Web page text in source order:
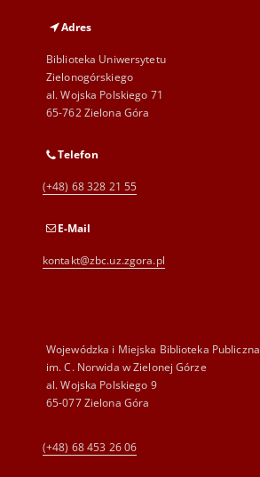
Adres
Biblioteka Uniwersytetu
Zielonogórskiego
al. Wojska Polskiego 71
65-762 Zielona Góra
Telefon
(+48) 68 328 21 55
E-Mail
kontakt@zbc.uz.zgora.pl
Wojewódzka i Miejska Biblioteka Publiczna
im. C. Norwida w Zielonej Górze
al. Wojska Polskiego 9
65-077 Zielona Góra
(+48) 68 453 26 06